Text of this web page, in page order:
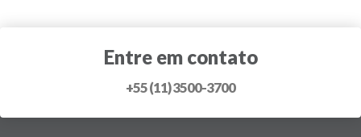
Entre em contato
+55 (11) 3500-3700